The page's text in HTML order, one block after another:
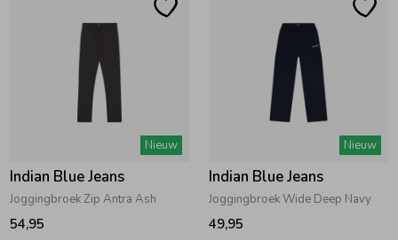
Winteraccessoires
Nieuw
Indian Blue Jeans
Joggingbroek Zip Antra Ash
54,95
Nieuw
Indian Blue Jeans
Joggingbroek Wide Deep Navy
49,95